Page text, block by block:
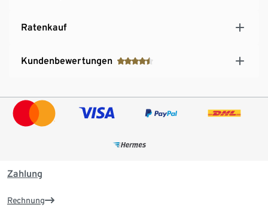
Ratenkauf
Kundenbewertungen
Zahlung
Rechnung